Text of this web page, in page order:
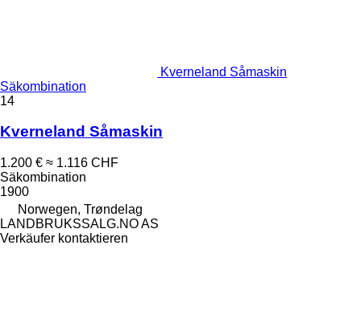
Kverneland Såmaskin
Säkombination
14
Kverneland Såmaskin
1.200 € ≈ 1.116 CHF
Säkombination
1900
Norwegen, Trøndelag
LANDBRUKSSALG.NO AS
Verkäufer kontaktieren